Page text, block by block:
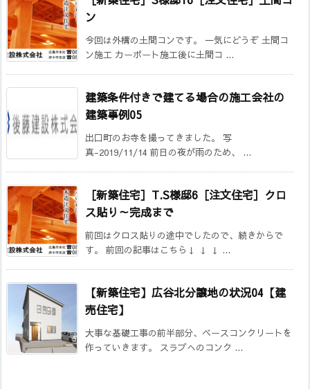
ン
今回は外構の土間コンです。 一気にどうぞ 土間コ
ン施工 カーポート施工後に土間コ ...
建築条件付きで建てる場合の施工会社の
建築事例05
出口町のお寺を撮ってきました。 写
真-2019/11/14 前日の夜が雨のため、 ...
［新築住宅］T.S様邸6［注文住宅］クロ
ス貼り～完成まで
前回はクロス貼りの途中でしたので、続きからで
す。 前回の記事はこちら↓ ↓ ↓ ...
【新築住宅】広谷北分譲地の状況04【建
売住宅】
大事な基礎工事の前半部分、ベースコンクリートを
作っていきます。 スラブへのコンク ...